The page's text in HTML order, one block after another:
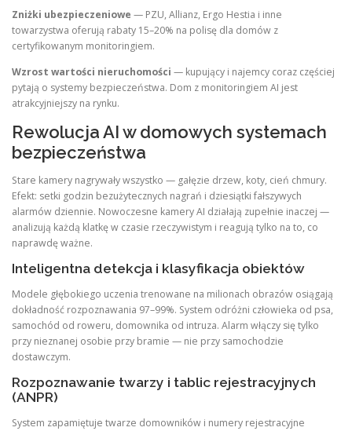
Zniżki ubezpieczeniowe — PZU, Allianz, Ergo Hestia i inne
towarzystwa oferują rabaty 15–20% na polisę dla domów z
certyfikowanym monitoringiem.
Wzrost wartości nieruchomości — kupujący i najemcy coraz częściej
pytają o systemy bezpieczeństwa. Dom z monitoringiem AI jest
atrakcyjniejszy na rynku.
Rewolucja AI w domowych systemach
bezpieczeństwa
Stare kamery nagrywały wszystko — gałęzie drzew, koty, cień chmury.
Efekt: setki godzin bezużytecznych nagrań i dziesiątki fałszywych
alarmów dziennie. Nowoczesne kamery AI działają zupełnie inaczej —
analizują każdą klatkę w czasie rzeczywistym i reagują tylko na to, co
naprawdę ważne.
Inteligentna detekcja i klasyfikacja obiektów
Modele głębokiego uczenia trenowane na milionach obrazów osiągają
dokładność rozpoznawania 97–99%. System odróżni człowieka od psa,
samochód od roweru, domownika od intruza. Alarm włączy się tylko
przy nieznanej osobie przy bramie — nie przy samochodzie
dostawczym.
Rozpoznawanie twarzy i tablic rejestracyjnych
(ANPR)
System zapamiętuje twarze domowników i numery rejestracyjne